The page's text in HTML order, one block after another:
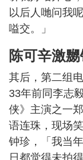
以后人哋问我
嗌交。」
陈可辛激
其后，第二组
33年前同李志
侠》主演之一
语连珠，现场
钟珍，「我当